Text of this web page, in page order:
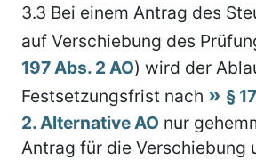
3.3 Bei einem Antrag des
auf Verschiebung des
197 Abs. 2 AO) wird der
Festsetzungsfrist nach
§
2. Alternative AO nur
Antrag für die Verschiebung